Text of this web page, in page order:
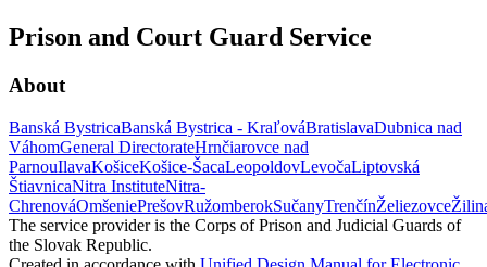
Prison and Court Guard Service
About
Banská BystricaBanská Bystrica - KraľováBratislavaDubnica nad
VáhomGeneral DirectorateHrnčiarovce nad
ParnouIlavaKošiceKošice-ŠacaLeopoldovLevočaLiptovská
ŠtiavnicaNitra InstituteNitra-
ChrenováOmšeniePrešovRužomberokSučanyTrenčínŽeliezovce
The service provider is the Corps of Prison and Judicial Guards of
the Slovak Republic.